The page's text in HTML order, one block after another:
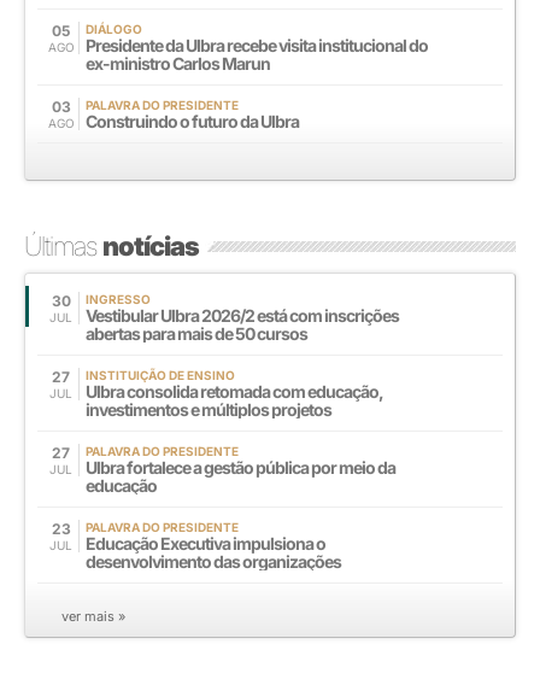
05
AGO
DIÁLOGO
Presidente da Ulbra recebe visita institucional do
ex-ministro Carlos Marun
03
AGO
PALAVRA DO PRESIDENTE
Construindo o futuro da Ulbra
Últimasnotícias
30
JUL
INGRESSO
Vestibular Ulbra 2026/2 está com inscrições
abertas para mais de 50 cursos
27
JUL
INSTITUIÇÃO DE ENSINO
Ulbra consolida retomada com educação,
investimentos e múltiplos projetos
27
JUL
PALAVRA DO PRESIDENTE
Ulbra fortalece a gestão pública por meio da
educação
23
JUL
PALAVRA DO PRESIDENTE
Educação Executiva impulsiona o
desenvolvimento das organizações
ver mais »